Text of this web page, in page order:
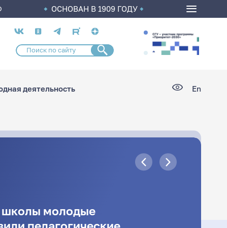
ОСНОВАН В 1909 ГОДУ
Социальные
сети
деятельность En
школы молодые